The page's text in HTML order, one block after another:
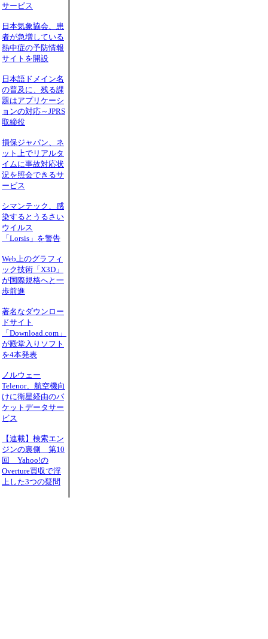
サービス
日本気象協会、患
者が急増している
熱中症の予防情報
サイトを開設
日本語ドメイン名
の普及に、残る課
題はアプリケーシ
ョンの対応～JPRS
取締役
損保ジャパン、ネ
ット上でリアルタ
イムに事故対応状
況を照会できるサ
ービス
シマンテック、感
染するとうるさい
ウイルス
「Lorsis」を警告
Web上のグラフィ
ック技術「X3D」
が国際規格へと一
歩前進
著名なダウンロー
ドサイト
「Download.com」
が殿堂入りソフト
を4本発表
ノルウェー
Telenor、航空機向
けに衛星経由のパ
ケットデータサー
ビス
【連載】検索エン
ジンの裏側 第10
回 Yahoo!の
Overture買収で浮
上した3つの疑問